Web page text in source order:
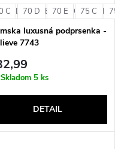
75 D 80 B 80 C 80 D
C 70 D 70 E 75 C
luxusná podprsenka -
7743
Skladom 5 ks
DETAIL